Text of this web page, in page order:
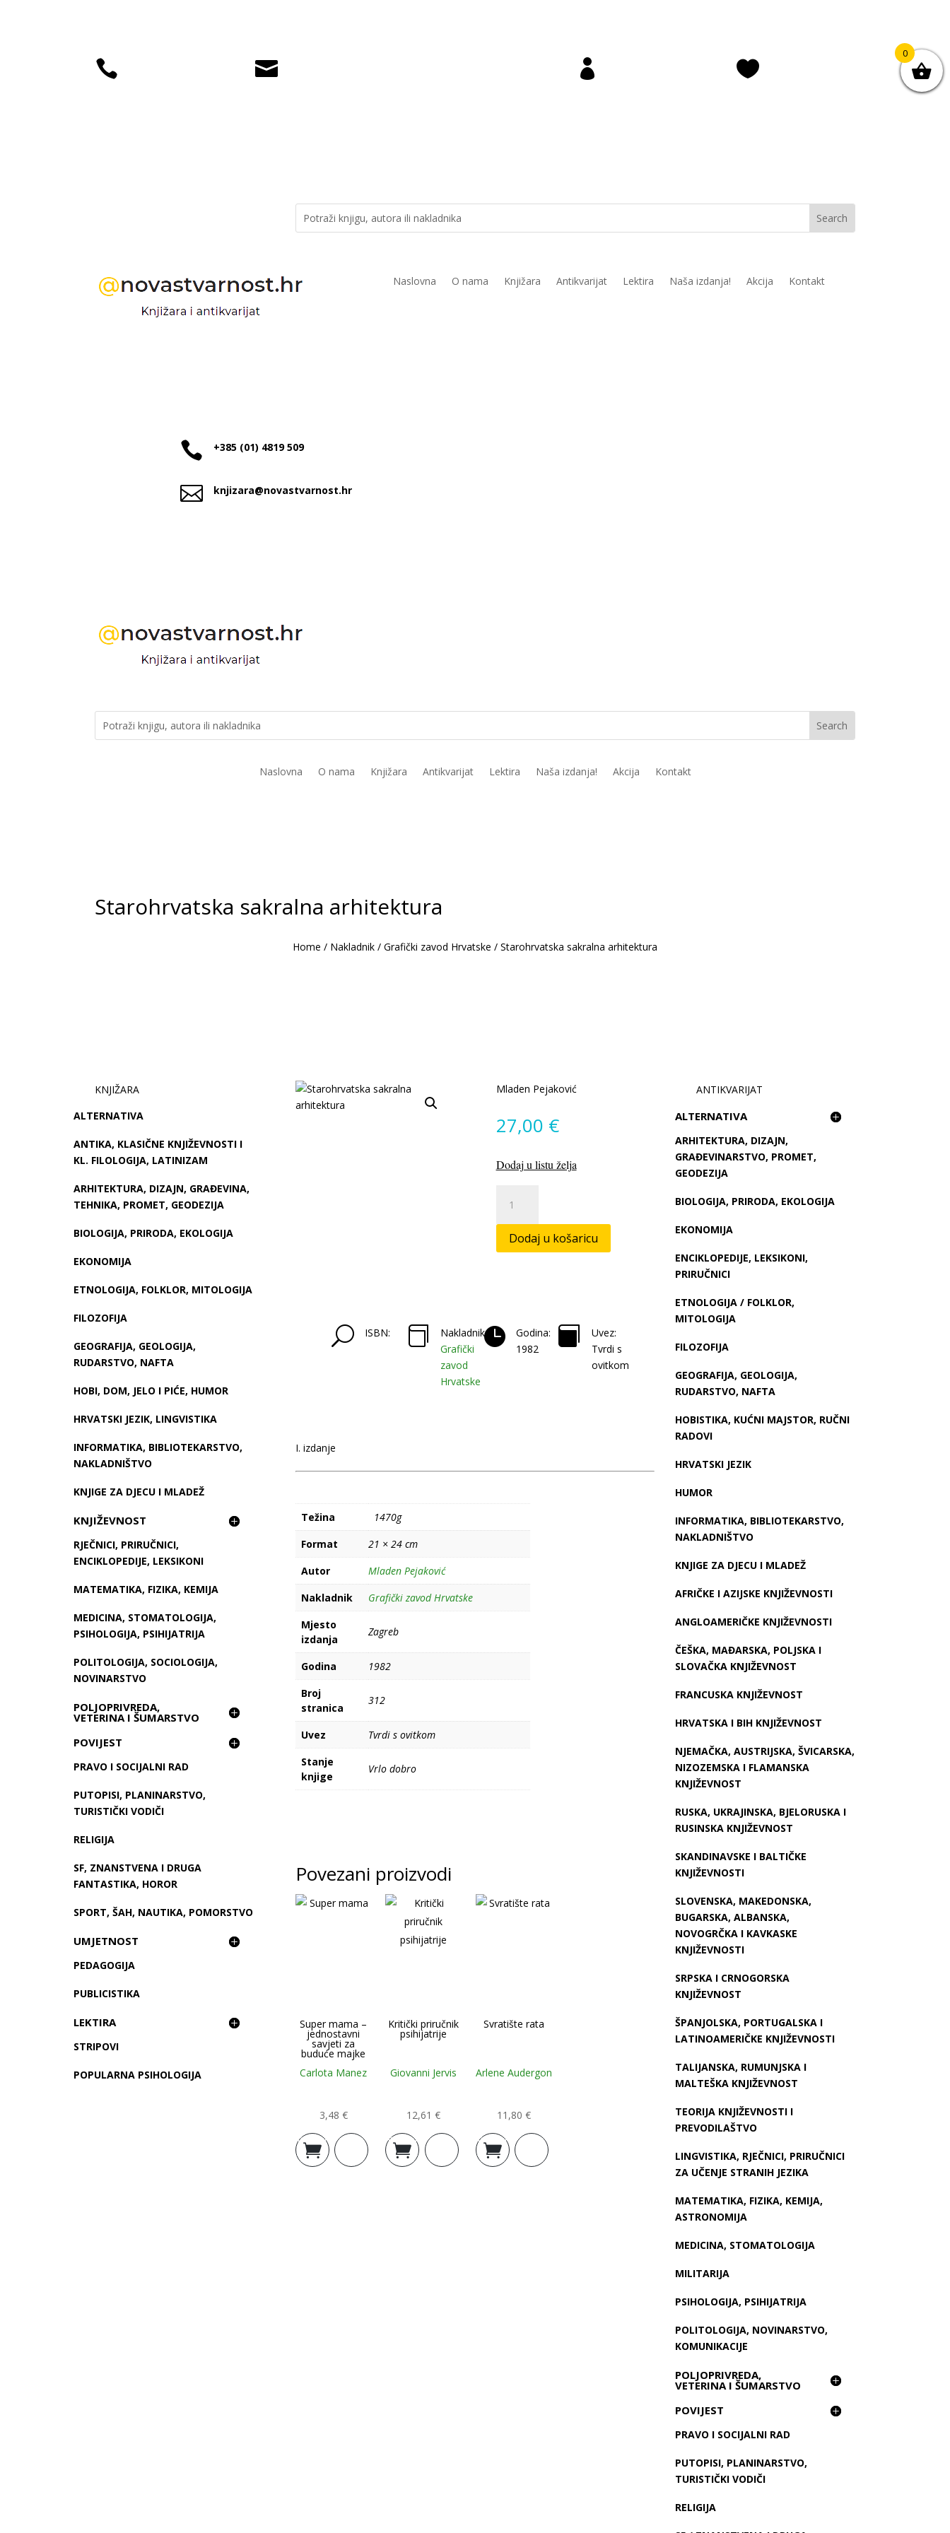
   
Naslovna O nama Knjižara Antikvarijat Lektira Naša izdanja! Akcija Kontakt
 +385 (01) 4819 509
 knjizara@novastvarnost.hr
Naslovna O nama Knjižara Antikvarijat Lektira Naša izdanja! Akcija Kontakt
Starohrvatska sakralna arhitektura
Home / Nakladnik / Grafički zavod Hrvatske / Starohrvatska sakralna arhitektura
KNJIŽARA
ALTERNATIVA
ANTIKA, KLASIČNE KNJIŽEVNOSTI I
KL. FILOLOGIJA, LATINIZAM
ARHITEKTURA, DIZAJN, GRAĐEVINA,
TEHNIKA, PROMET, GEODEZIJA
BIOLOGIJA, PRIRODA, EKOLOGIJA
EKONOMIJA
ETNOLOGIJA, FOLKLOR, MITOLOGIJA
FILOZOFIJA
GEOGRAFIJA, GEOLOGIJA,
RUDARSTVO, NAFTA
HOBI, DOM, JELO I PIĆE, HUMOR
HRVATSKI JEZIK, LINGVISTIKA
INFORMATIKA, BIBLIOTEKARSTVO,
NAKLADNIŠTVO
KNJIGE ZA DJECU I MLADEŽ
KNJIŽEVNOST
RJEČNICI, PRIRUČNICI,
ENCIKLOPEDIJE, LEKSIKONI
MATEMATIKA, FIZIKA, KEMIJA
MEDICINA, STOMATOLOGIJA,
PSIHOLOGIJA, PSIHIJATRIJA
POLITOLOGIJA, SOCIOLOGIJA,
NOVINARSTVO
POLJOPRIVREDA,
VETERINA I ŠUMARSTVO
POVIJEST
PRAVO I SOCIJALNI RAD
PUTOPISI, PLANINARSTVO,
TURISTIČKI VODIČI
RELIGIJA
SF, ZNANSTVENA I DRUGA
FANTASTIKA, HOROR
SPORT, ŠAH, NAUTIKA, POMORSTVO
UMJETNOST
PEDAGOGIJA
PUBLICISTIKA
LEKTIRA
STRIPOVI
POPULARNA PSIHOLOGIJA
Mladen Pejaković
27,00 €
Dodaj u listu želja
sakralna
arhitektura
količina
Dodaj u košaricu
U ISBN: 
Nakladnik:
Grafički
zavod
Hrvatske

Godina:
1982

Uvez:
Tvrdi s
ovitkom
I. izdanje
Težina
1470g
Format
21 × 24 cm
Autor
Mladen Pejaković
Nakladnik
Grafički zavod Hrvatske
Mjesto
izdanja
Zagreb
Godina
1982
Broj
stranica
312
Uvez
Tvrdi s ovitkom
Stanje
knjige
Vrlo dobro
Povezani proizvodi
Super mama –
jednostavni
savjeti za
buduće majke
Carlota Manez
3,48 €
Dodaj u
košaricu
Kritički priručnik
psihijatrije
Giovanni Jervis
12,61€
Dodaj u
košaricu
Svratište rata
Arlene Audergon
11,80 €
Dodaj u
košaricu
ANTIKVARIJAT
ALTERNATIVA
ARHITEKTURA, DIZAJN,
GRAĐEVINARSTVO, PROMET,
GEODEZIJA
BIOLOGIJA, PRIRODA, EKOLOGIJA
EKONOMIJA
ENCIKLOPEDIJE, LEKSIKONI,
PRIRUČNICI
ETNOLOGIJA / FOLKLOR,
MITOLOGIJA
FILOZOFIJA
GEOGRAFIJA, GEOLOGIJA,
RUDARSTVO, NAFTA
HOBISTIKA, KUĆNI MAJSTOR, RUČNI
RADOVI
HRVATSKI JEZIK
HUMOR
INFORMATIKA, BIBLIOTEKARSTVO,
NAKLADNIŠTVO
KNJIGE ZA DJECU I MLADEŽ
AFRIČKE I AZIJSKE KNJIŽEVNOSTI
ANGLOAMERIČKE KNJIŽEVNOSTI
ČEŠKA, MAĐARSKA, POLJSKA I
SLOVAČKA KNJIŽEVNOST
FRANCUSKA KNJIŽEVNOST
HRVATSKA I BIH KNJIŽEVNOST
NJEMAČKA, AUSTRIJSKA, ŠVICARSKA,
NIZOZEMSKA I FLAMANSKA
KNJIŽEVNOST
RUSKA, UKRAJINSKA, BJELORUSKA I
RUSINSKA KNJIŽEVNOST
SKANDINAVSKE I BALTIČKE
KNJIŽEVNOSTI
SLOVENSKA, MAKEDONSKA,
BUGARSKA, ALBANSKA,
NOVOGRČKA I KAVKASKE
KNJIŽEVNOSTI
SRPSKA I CRNOGORSKA
KNJIŽEVNOST
ŠPANJOLSKA, PORTUGALSKA I
LATINOAMERIČKE KNJIŽEVNOSTI
TALIJANSKA, RUMUNJSKA I
MALTEŠKA KNJIŽEVNOST
TEORIJA KNJIŽEVNOSTI I
PREVODILAŠTVO
LINGVISTIKA, RJEČNICI, PRIRUČNICI
ZA UČENJE STRANIH JEZIKA
MATEMATIKA, FIZIKA, KEMIJA,
ASTRONOMIJA
MEDICINA, STOMATOLOGIJA
MILITARIJA
PSIHOLOGIJA, PSIHIJATRIJA
POLITOLOGIJA, NOVINARSTVO,
KOMUNIKACIJE
POLJOPRIVREDA,
VETERINA I ŠUMARSTVO
POVIJEST
PRAVO I SOCIJALNI RAD
PUTOPISI, PLANINARSTVO,
TURISTIČKI VODIČI
RELIGIJA
0